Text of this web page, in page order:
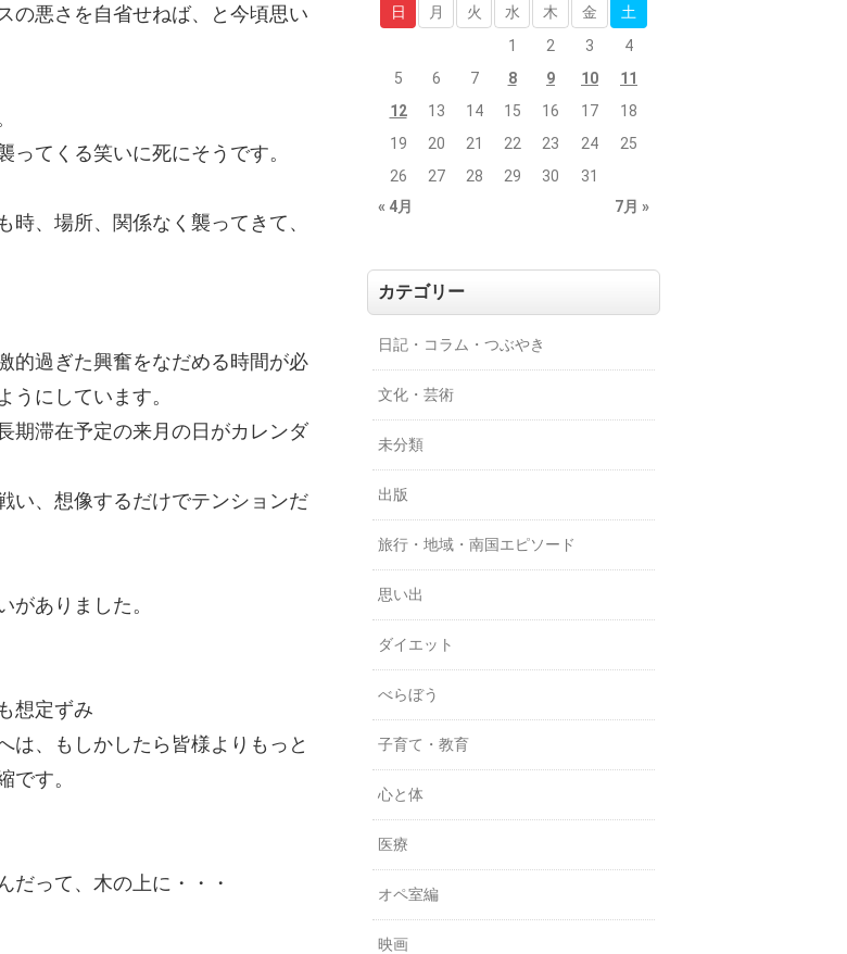
の悪さを自省せねば、と今頃思い
てくる笑いに死にそうです。
、場所、関係なく襲ってきて、
的過ぎた興奮をなだめる時間が必
にしています。
期滞在予定の来月の日がカレンダ
い、想像するだけでテンションだ
ありました。
想定ずみ
は、もしかしたら皆様よりもっと
です。
だって、木の上に・・・
日
月 火 水 木 金
土
1
2 3
4
5
6 7 8 9 10
11
12
13 14 15 16 17
18
19
20 21 22 23 24
25
26
27 28 29 30
31
« 4月
7月 »
カテゴリー
日記・コラム・つぶやき
文化・芸術
未分類
出版
旅行・地域・南国エピソード
思い出
ダイエット
べらぼう
子育て・教育
心と体
医療
オペ室編
映画